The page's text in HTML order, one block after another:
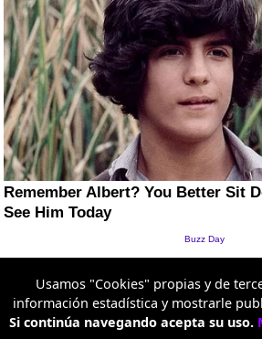
Usamos "Cookies" propias y de
información estadística y mostrarle
Si continúa navegando acepta su uso.